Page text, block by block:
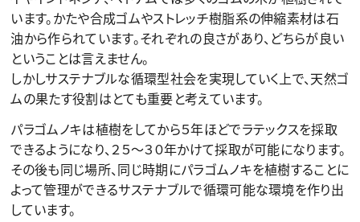
います。かたや合成ゴムやストレッチ樹脂系の伸縮素材は石
油から作られています。それぞれの良さがあり、どちらが良い
ということは言えません。
しかしサステナブルな循環型社会を実現していく上で、天然ゴ
ムの果たす役割はとても重要と考えています。
パラゴムノキは植樹をしてから５年ほどでラテックスを採取
できるようになり、２５～３０年かけて採取が可能になります。
その後も同じ場所、同じ時期にパラゴムノキを植樹することに
よって管理ができるサステナブルで循環可能な環境を作り出
しています。